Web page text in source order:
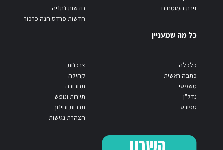
זירת המומחים
חדשות נתניה
חדשות פרדס חנה כרכור
כל מה שמעניין
כלכלה
כתבה ראשית
משפטי
נדל"ן
ספורט
צרכנות
קהילה
תחבורה
תיירות ונופש
תרבות וחינוך
הצהרת נגישות